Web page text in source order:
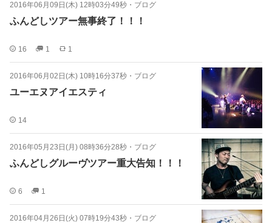
2016年06月09日(木) 12時03分49秒 ・ ブログ
ふんどしツアー無事終了！！！
16 1 1
2016年06月02日(木) 10時16分37秒 ・ ブログ
ユーエヌアイエスティ
14
2016年05月23日(月) 08時36分28秒 ・ ブログ
ふんどしグルーヴツアー重大告知！！！
6 1
2016年04月26日(火) 07時19分43秒 ・ ブログ